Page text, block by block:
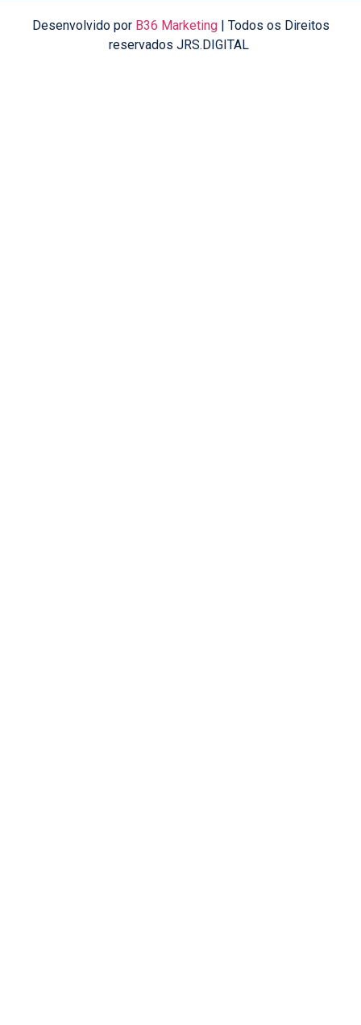
Desenvolvido por B36 Marketing| Todos os Direitos
reservados JRS.DIGITAL